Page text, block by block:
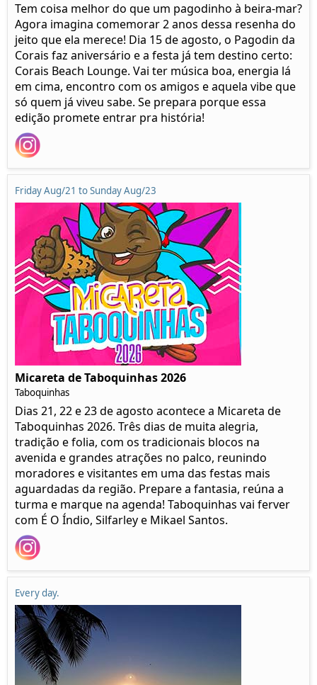
Tem coisa melhor do que um pagodinho à beira-mar?
Agora imagina comemorar 2 anos dessa resenha do
jeito que ela merece! Dia 15 de agosto, o Pagodin da
Corais faz aniversário e a festa já tem destino certo:
Corais Beach Lounge. Vai ter música boa, energia lá
em cima, encontro com os amigos e aquela vibe que
só quem já viveu sabe. Se prepara porque essa
edição promete entrar pra história!
Friday Aug/21 to Sunday Aug/23
Micareta de Taboquinhas 2026
Taboquinhas
Dias 21, 22 e 23 de agosto acontece a Micareta de
Taboquinhas 2026. Três dias de muita alegria,
tradição e folia, com os tradicionais blocos na
avenida e grandes atrações no palco, reunindo
moradores e visitantes em uma das festas mais
aguardadas da região. Prepare a fantasia, reúna a
turma e marque na agenda! Taboquinhas vai ferver
com É O Índio, Silfarley e Mikael Santos.
Every day.